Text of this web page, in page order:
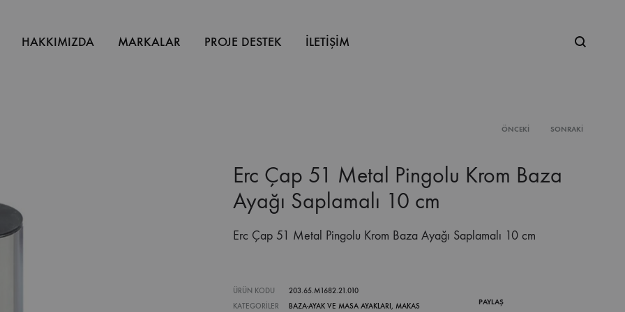
HAKKIMIZDA MARKALAR PROJE DESTEK İLETİŞİM
Ne
navigation
ÖNCEKI SONRAKI
Erc Çap 51 Metal Pingolu Krom Baza
Ayağı Saplamalı 10 cm
Erc Çap 51 Metal Pingolu Krom Baza Ayağı Saplamalı 10 cm
PAYLAŞ
ÜRÜN KODU
203.65.M1682.21.010
KATEGORILER
BAZA-AYAK VE MASA AYAKLARI, MAKAS